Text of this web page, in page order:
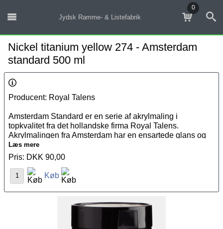
Jydsk Ramme- & Listefabrik
0
Nickel titanium yellow 274 - Amsterdam
standard 500 ml
Producent: Royal Talens
Amsterdam Standard er en serie af akrylmaling i
topkvalitet fra det hollandske firma Royal Talens.
Akrylmalingen fra Amsterdam har en ensartede glans og
er eksterm holdbar og fleksibel, hvilket gør malingen ideel
til brug på flere overflader. Akrylmalingen kan fortyndes
næsten helt lugtfri, hvilket gør den behagelig at arbejde
med.
Det unikke ved Amsterdam Standard serien er, at den let
kan kombineres med de andre akryl farver fra Amsterdam
. Farvekoderne er ens på
Læs mere
Pris: DKK 90,00
Køb